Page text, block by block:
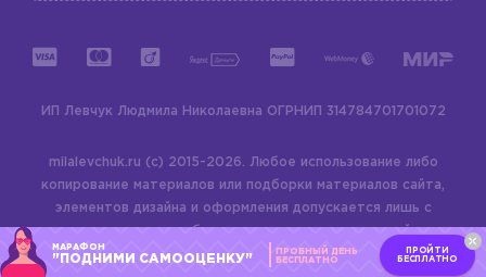
ИП Левчук Людмила Николаевна ОГРНИП 314784701701072
milalevchuk.ru (c) 2015-2026.
Любое использование либо
копирование материалов или подборки материалов сайта,
элементов дизайна и оформления допускается лишь с
разрешения правообладателя и только со ссылкой на
источник:milalevchuk.ru
МАРАФОН
"ПОДНИМИ САМООЦЕНКУ"
ПРОБНЫЙ ДЕНЬ
БЕСПЛАТНО
ПРОЙТИ
БЕСПЛАТНО